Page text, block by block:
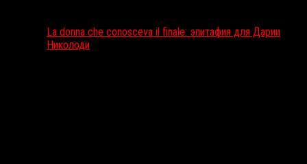
La donna che conosceva il finale: эпитафия для Дарии
Николоди